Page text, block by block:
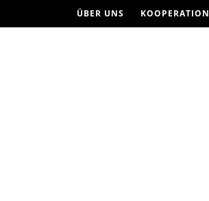
ÜBER UNS KOOPERATION